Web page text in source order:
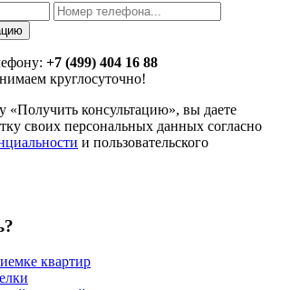
+7 (499) 404 16 88
круглосуточно!
«Получить консультацию», вы даете
своих персональных данных согласно
и пользовательского
квартир